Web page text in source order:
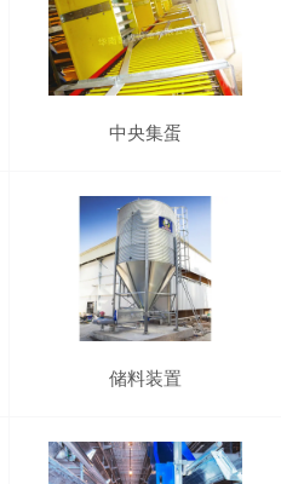
中央集蛋
储料装置